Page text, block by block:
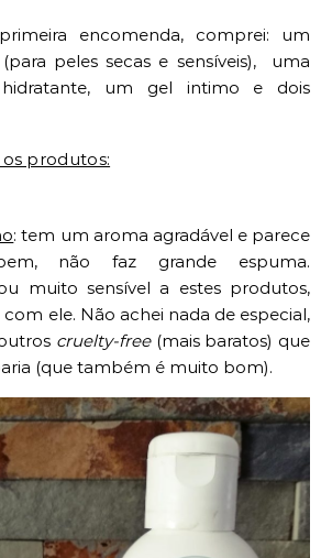
encomenda, comprei: um
peles secas e sensíveis), uma
hidratante, um gel intimo e dois
produtos:
: tem um aroma agradável e parece
não faz grande espuma.
muito sensível a estes produtos,
ele. Não achei nada de especial,
cruelty-free(mais baratos) que
(que também é muito bom).